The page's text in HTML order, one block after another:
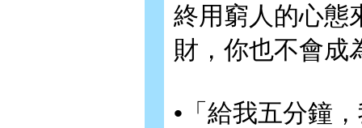
終用窮人的心態
財，你也不會成
•「給我五分鐘